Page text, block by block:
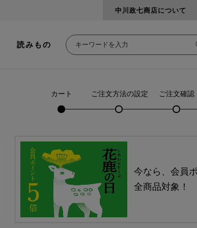
中川政七商店について
読みもの
カート ご注文方法の設定 ご注文確認
今なら、会員
全商品対象！